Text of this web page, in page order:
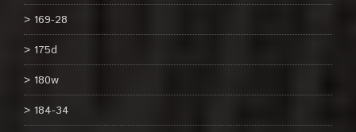
169-28
175d
180w
184-34